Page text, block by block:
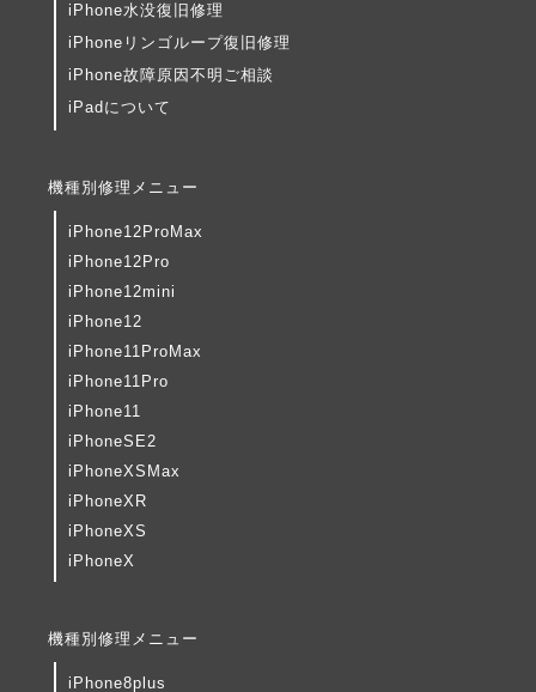
iPhone水没復旧修理
iPhoneリンゴループ復旧修理
iPhone故障原因不明ご相談
iPadについて
機種別修理メニュー
iPhone12ProMax
iPhone12Pro
iPhone12mini
iPhone12
iPhone11ProMax
iPhone11Pro
iPhone11
iPhoneSE2
iPhoneXSMax
iPhoneXR
iPhoneXS
iPhoneX
機種別修理メニュー
iPhone8plus